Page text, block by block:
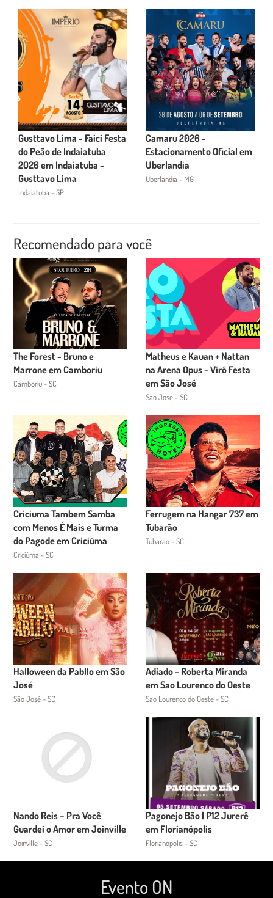
Gusttavo Lima - Faici Festa
do Peão de Indaiatuba
2026 em Indaiatuba -
Gusttavo Lima
Indaiatuba - SP
Camaru 2026 -
Estacionamento Oficial em
Uberlandia
Uberlandia - MG
Recomendado para você
The Forest - Bruno e
Marrone em Camboriu
Camboriu - SC
Matheus e Kauan + Nattan
na Arena Opus - Virô Festa
em São José
São José - SC
Criciuma Tambem Samba
com Menos É Mais e Turma
do Pagode em Criciúma
Criciúma - SC
Ferrugem na Hangar 737 em
Tubarão
Tubarão - SC
Halloween da Pabllo em São
José
São José - SC
Adiado - Roberta Miranda
em Sao Lourenco do Oeste
Sao Lourenco do Oeste - SC
Nando Reis – Pra Você
Guardei o Amor em Joinville
Joinville - SC
Pagonejo Bão | P12 Jurerê
em Florianópolis
Florianópolis - SC
Evento ON